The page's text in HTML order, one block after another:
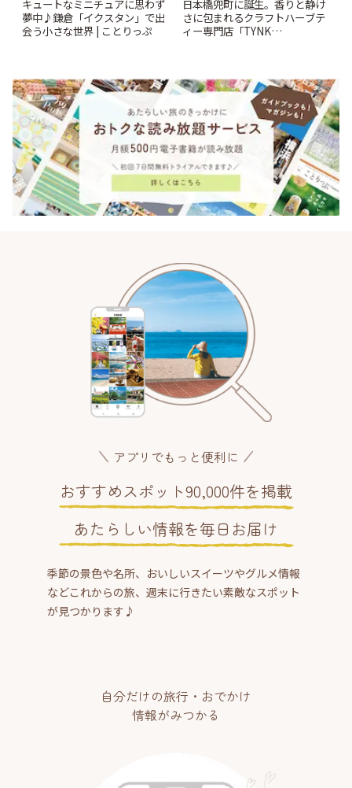
キュートなミニチュアに思わず
夢中♪鎌倉「イクスタン」で出
会う小さな世界 | ことりっぷ
日本橋兜町に誕生。香りと静け
さに包まれるクラフトハーブテ
ィー専門店「TYNK
アプリでもっと便利に
おすすめスポット90,000件を掲載
あたらしい情報を毎日お届け
季節の景色や名所、おいしいスイーツやグルメ情報
などこれからの旅、週末に行きたい素敵なスポット
が見つかります♪
自分だけの旅行・おでかけ
情報がみつかる